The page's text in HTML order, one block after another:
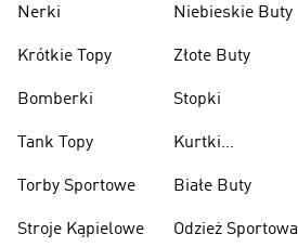
Nerki
Krótkie Topy
Bomberki
Tank Topy
Torby Sportowe
Stroje Kąpielowe
Niebieskie Buty
Złote Buty
Stopki
Kurtki
Białe Buty
Odzież Sportowa